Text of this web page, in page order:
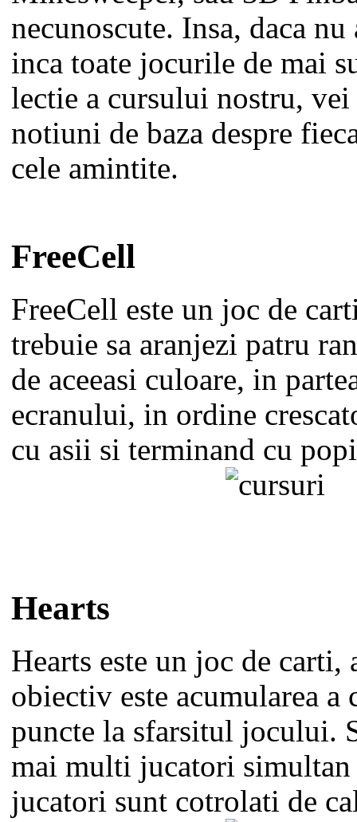
necunoscute. Insa, daca
inca toate jocurile de mai
lectie a cursului nostru, vei
notiuni de baza despre
cele amintite.
FreeCell
FreeCell este un joc de
trebuie sa aranjezi patru
de aceeasi culoare, in
ecranului, in ordine
cu asii si terminand cu
Hearts
Hearts este un joc de carti,
obiectiv este acumularea a
puncte la sfarsitul jocului.
mai multi jucatori
jucatori sunt cotrolati de